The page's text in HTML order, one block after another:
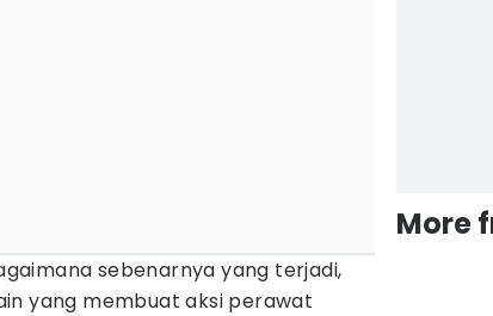
sebenarnya yang terjadi,
yang membuat aksi perawat
More